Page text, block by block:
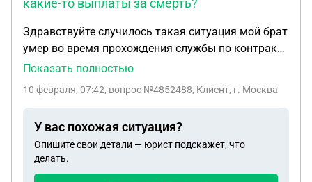
какие-то выплаты за смерть?
Здравствуйте случилось такая ситуация мой брат
умер во время прохождения службы по контракту
в госпитале от пневмонии причём при
абсолютно здоров, в военном комиссариате
не полагаются.могу ли я или его жена или его сын
получить какие-то выплаты за смерть?
Показать полностью
10 февраля, 07:42, вопрос №4852488, Клиент, г. Москва
У вас похожая ситуация?
Опишите свои детали — юрист подскажет, что
делать.